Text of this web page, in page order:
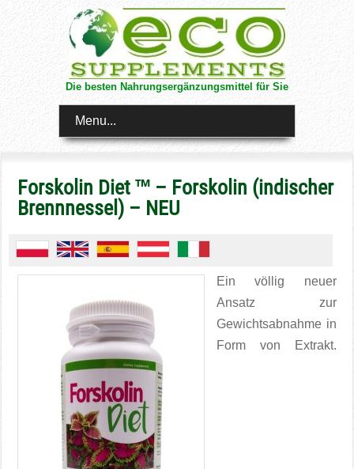
Die besten Nahrungsergänzungsmittel für Sie
Menu...
Forskolin Diet ™ – Forskolin (indischer
Brennnessel) – NEU
Ein völlig neuer
Ansatz zur
Gewichtsabnahme in
Form von Extrakt.